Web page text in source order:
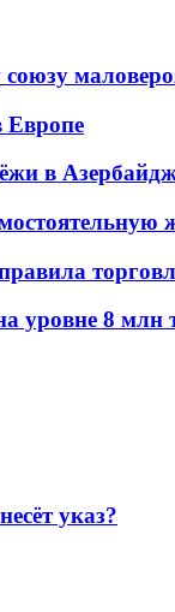
Европе
в
уровне 8 млн
указ?